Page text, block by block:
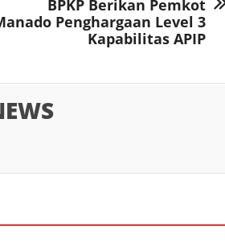
BPKP Berikan Pemkot
Penghargaan Level 3
Kapabilitas APIP